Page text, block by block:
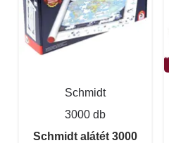
Schmidt
3000 db
Schmidt alátét 3000